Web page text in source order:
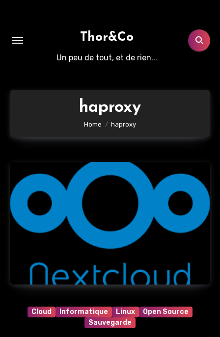
Thor&Co
Un peu de tout, et de rien...
haproxy
Home haproxy
Cloud Informatique Linux
Open Source
Sauvegarde